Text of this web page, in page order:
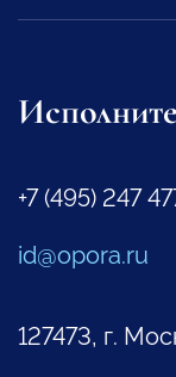
+7 (495) 247
id@opora.ru
127473, г.